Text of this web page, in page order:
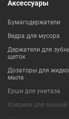
Аксессуары
Бумагодержатели
Ведра для мусора
Держатели для
щеток
Дозаторы для
мыла
Ерши для унитаза
Коврики для ванной